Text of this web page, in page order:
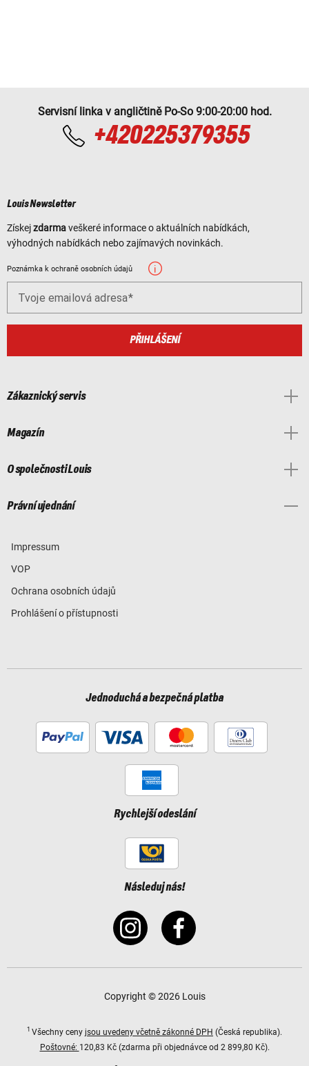
Servisní linka v angličtině Po-So 9:00-20:00 hod.
+420225379355
Louis Newsletter
Získejzdarmaveškeré informace o aktuálních nabídkách,
výhodných nabídkách nebo zajímavých novinkách.
Poznámka k ochraně osobních údajů
Tvoje emailová adresa
PŘIHLÁŠENÍ
Zákaznický servis
Magazín
O společnosti Louis
Právní ujednání
Impressum
VOP
Ochrana osobních údajů
Prohlášení o přístupnosti
Jednoduchá a bezpečná platba
Rychlejší odeslání
Následuj nás!
Copyright © 2026 Louis
1 Všechny ceny jsou uvedeny včetně zákonné DPH (Česká republika).
Poštovné: 120,83 Kč (zdarma při objednávce od 2 899,80 Kč).